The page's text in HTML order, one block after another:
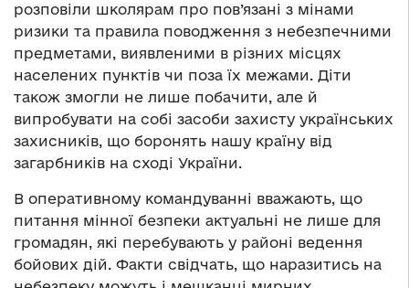
розповіли школярам про пов’язані з мінами
ризики та правила поводження з небезпечними
предметами, виявленими в різних місцях
населених пунктів чи поза їх межами. Діти
також змогли не лише побачити, але й
випробувати на собі засоби захисту українських
захисників, що боронять нашу країну від
загарбників на сході України.
В оперативному командуванні вважають, що
питання мінної безпеки актуальні не лише для
громадян, які перебувають у районі ведення
бойових дій. Факти свідчать, що наразитись на